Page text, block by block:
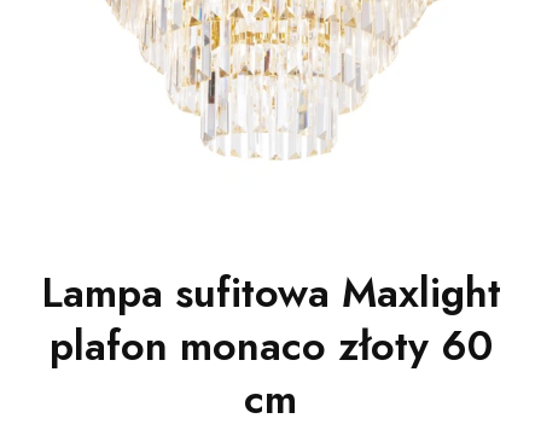
Lampa sufitowa Maxlight
plafon monaco złoty 60
cm